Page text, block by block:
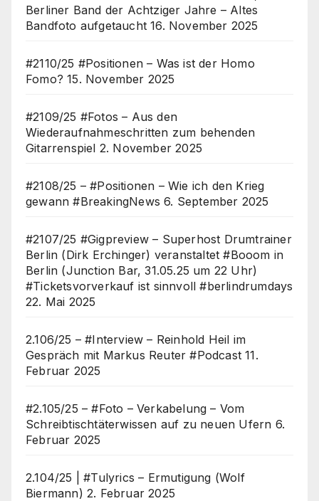
Berliner Band der Achtziger Jahre – Altes
Bandfoto aufgetaucht 16. November 2025
#2110/25 #Positionen – Was ist der Homo
Fomo? 15. November 2025
#2109/25 #Fotos – Aus den
Wiederaufnahmeschritten zum behenden
Gitarrenspiel 2. November 2025
#2108/25 – #Positionen – Wie ich den Krieg
gewann #BreakingNews 6. September 2025
#2107/25 #Gigpreview – Superhost Drumtrainer
Berlin (Dirk Erchinger) veranstaltet #Booom in
Berlin (Junction Bar, 31.05.25 um 22 Uhr)
#Ticketsvorverkauf ist sinnvoll #berlindrumdays
22. Mai 2025
2.106/25 – #Interview – Reinhold Heil im
Gespräch mit Markus Reuter #Podcast 11.
Februar 2025
#2.105/25 – #Foto – Verkabelung – Vom
Schreibtischtäterwissen auf zu neuen Ufern 6.
Februar 2025
2.104/25 | #Tulyrics – Ermutigung (Wolf
Biermann) 2. Februar 2025